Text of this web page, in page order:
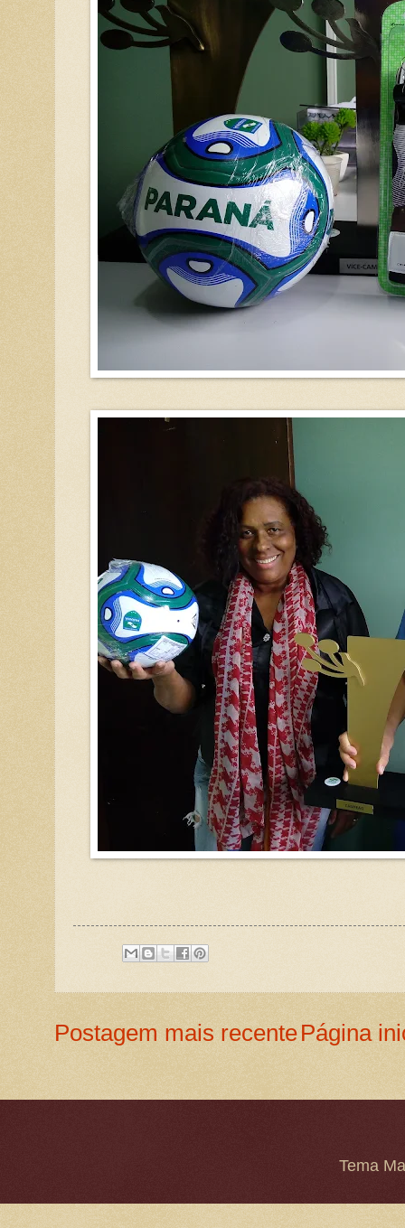
Postagem mais recentePágina
Tema